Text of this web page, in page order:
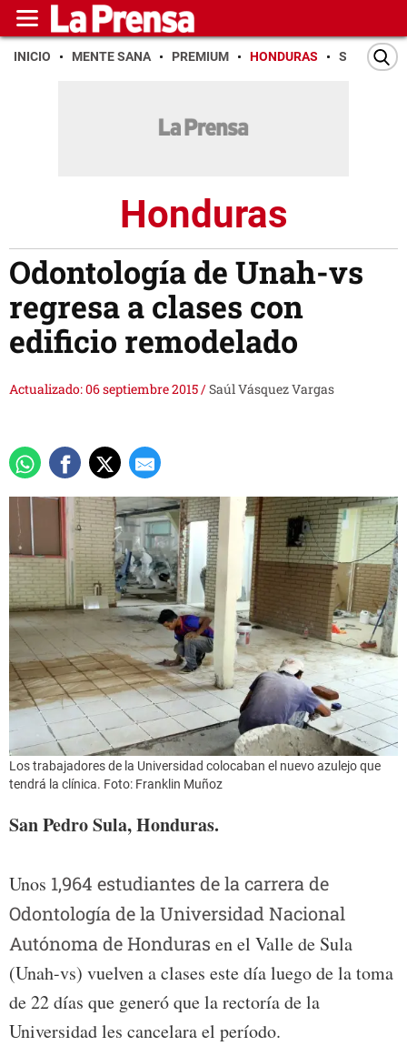
INICIO MENTE SANA PREMIUM HONDURAS SAN PEDRO
Honduras
Odontología de Unah-vs
regresa a clases con
edificio remodelado
Actualizado: 06 septiembre 2015/Saúl Vásquez Vargas
Los trabajadores de la Universidad colocaban el nuevo azulejo que
tendrá la clínica. Foto: Franklin Muñoz
San Pedro Sula, Honduras.
Unos 1,964 estudiantes de la carrera de
Odontología de la Universidad Nacional
Autónoma de Honduras en el Valle de Sula
(Unah-vs) vuelven a clases este día luego de la toma
de 22 días que generó que la rectoría de la
Universidad les cancelara el período.